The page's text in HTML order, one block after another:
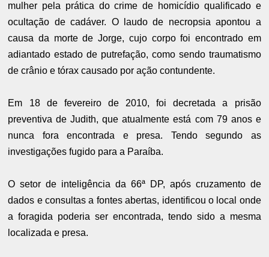
mulher pela prática do crime de homicídio qualificado e
ocultação de cadáver. O laudo de necropsia apontou a
causa da morte de Jorge, cujo corpo foi encontrado em
adiantado estado de putrefação, como sendo traumatismo
de crânio e tórax causado por ação contundente.
Em 18 de fevereiro de 2010, foi decretada a prisão
preventiva de Judith, que atualmente está com 79 anos e
nunca fora encontrada e presa. Tendo segundo as
investigações fugido para a Paraíba.
O setor de inteligência da 66ª DP, após cruzamento de
dados e consultas a fontes abertas, identificou o local onde
a foragida poderia ser encontrada, tendo sido a mesma
localizada e presa.